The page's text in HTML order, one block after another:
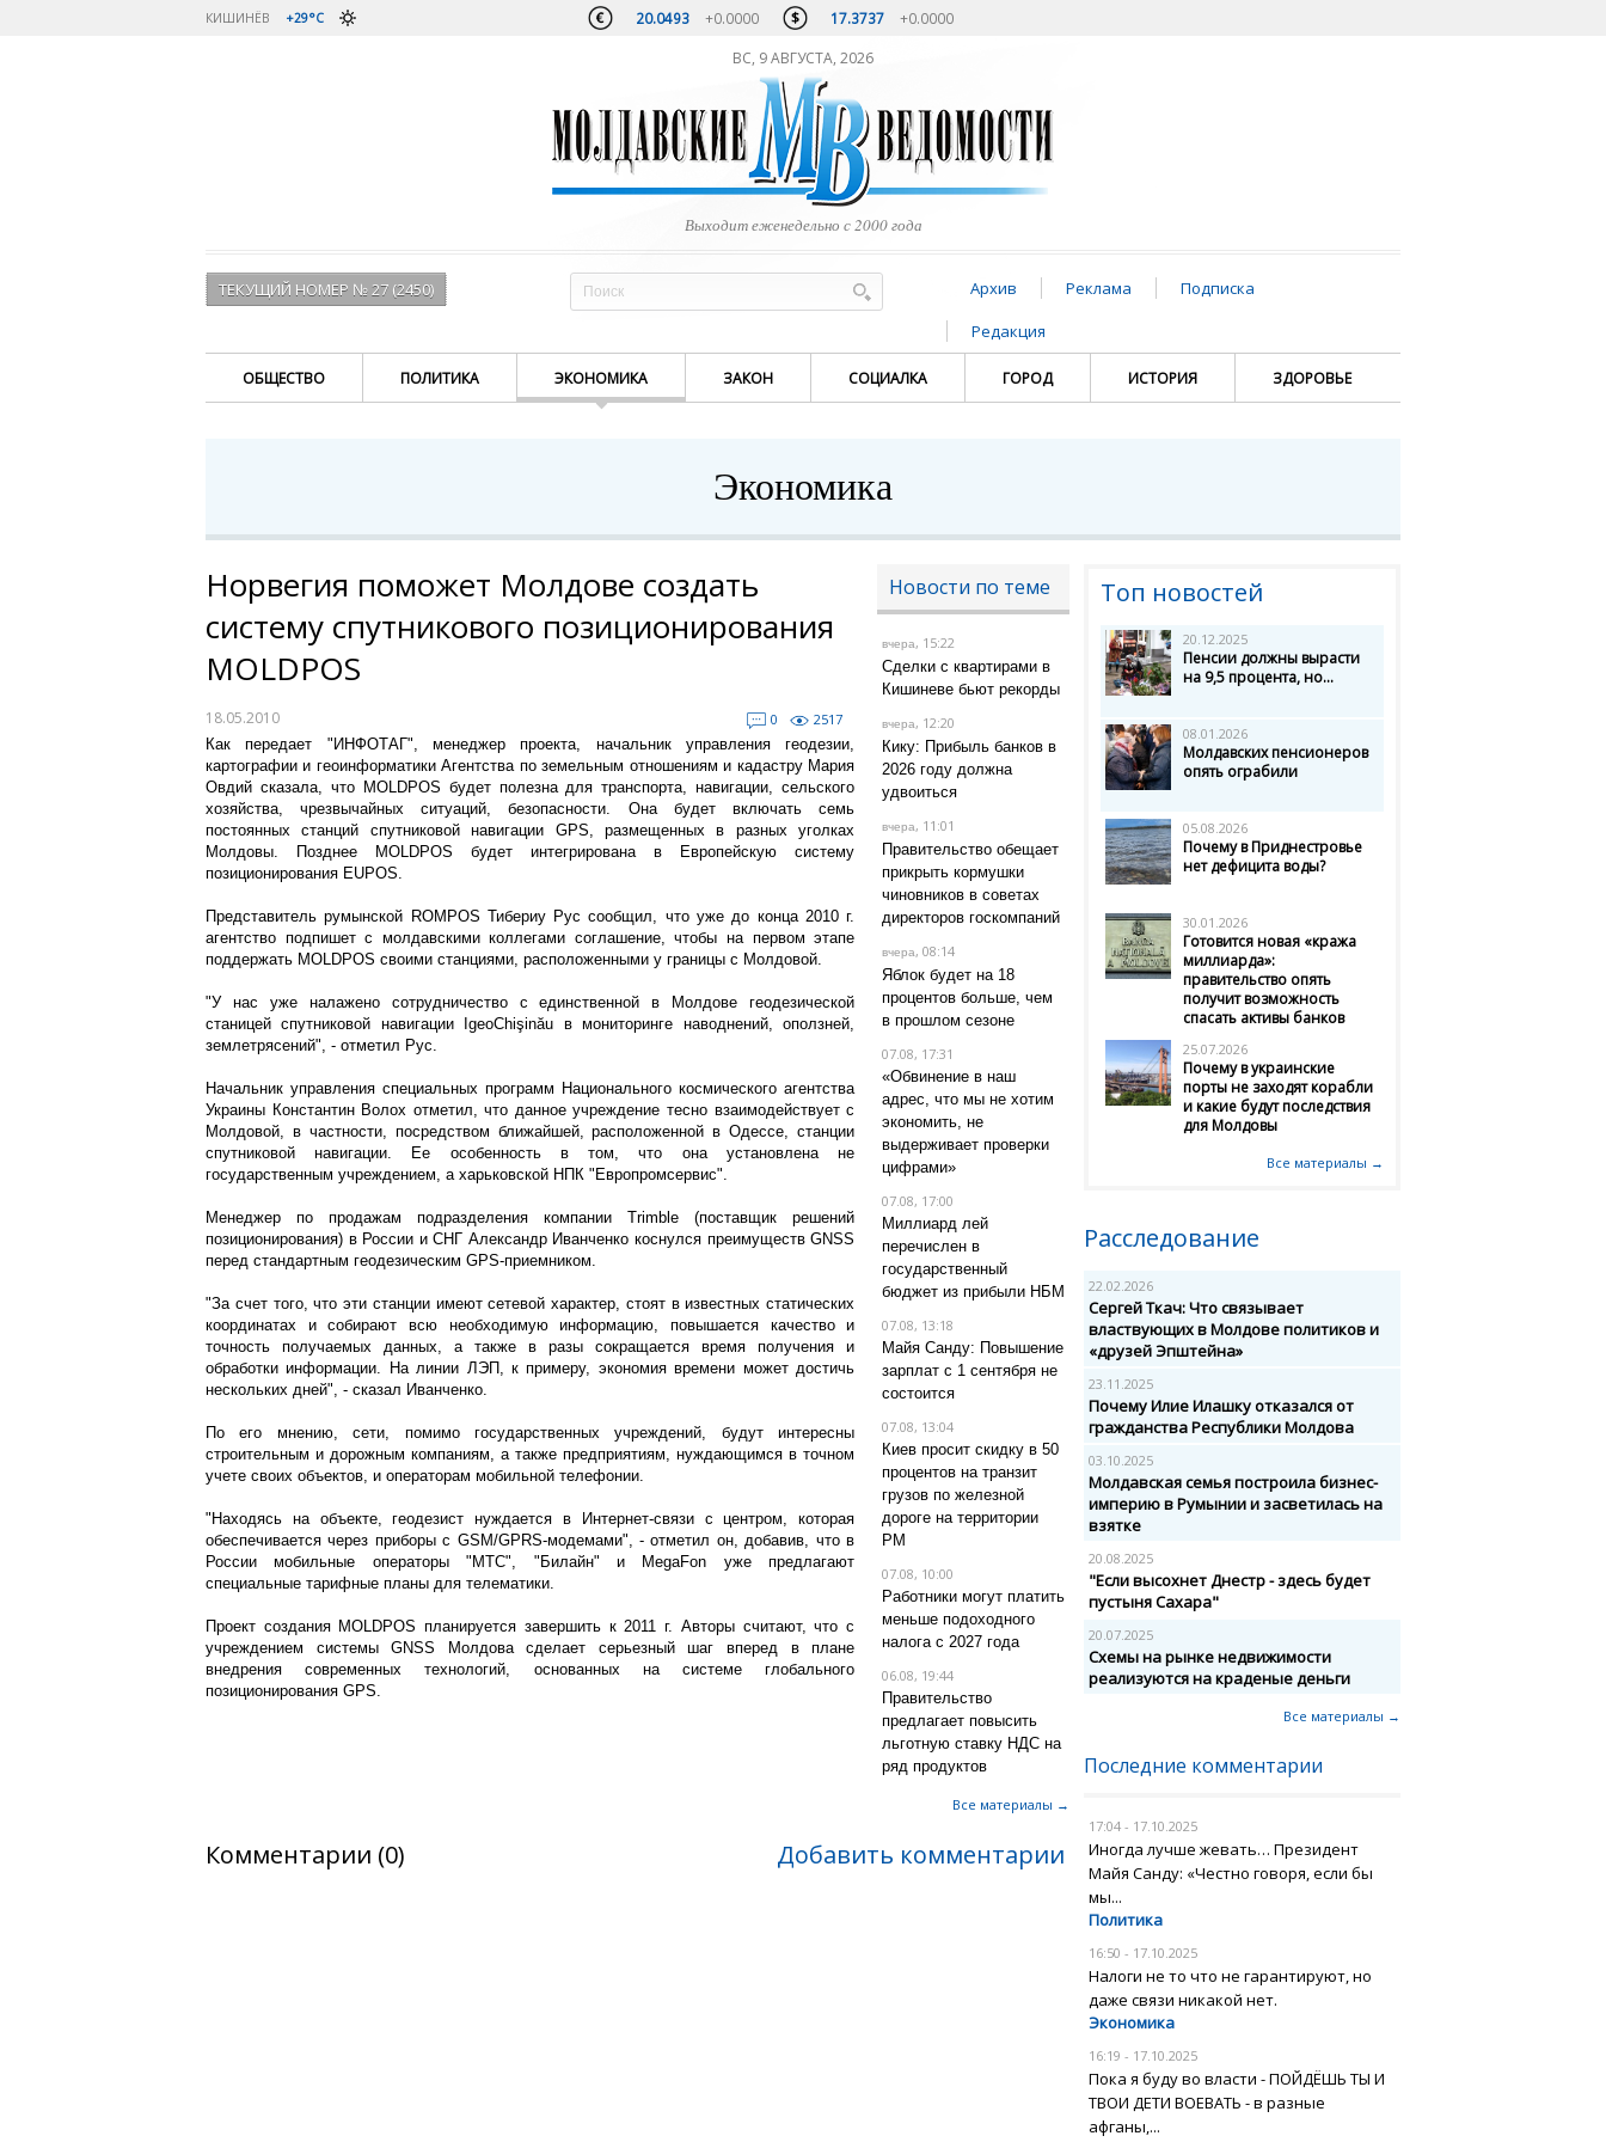
КИШИНЁВ +29°C 20.0493 +0.0000 17.3737 +0.0000
ВС, 9 АВГУСТА, 2026
Выходит еженедельно с 2000 года
ТЕКУЩИЙ НОМЕР № 27 (2450) Архив Реклама
Подписка
Редакция
ОБЩЕСТВО ПОЛИТИКА ЭКОНОМИКА ЗАКОН СОЦИАЛКА ГОРОД ИСТОРИЯ ЗДОРОВЬЕ
Экономика
Норвегия поможет Молдове создать
систему спутникового позиционирования
MOLDPOS
18.05.2010 0
2517
Как передает "ИНФОТАГ", менеджер проекта, начальник управления геодезии,
картографии и геоинформатики Агентства по земельным отношениям и кадастру Мария
Овдий сказала, что MOLDPOS будет полезна для транспорта, навигации, сельского
хозяйства, чрезвычайных ситуаций, безопасности. Она будет включать семь
постоянных станций спутниковой навигации GPS, размещенных в разных уголках
Молдовы. Позднее MOLDPOS будет интегрирована в Европейскую систему
позиционирования EUPOS.
Представитель румынской ROMPOS Тибериу Рус сообщил, что уже до конца 2010 г.
агентство подпишет с молдавскими коллегами соглашение, чтобы на первом этапе
поддержать MOLDPOS своими станциями, расположенными у границы с Молдовой.
"У нас уже налажено сотрудничество с единственной в Молдове геодезической
станицей спутниковой навигации IgeoChişinău в мониторинге наводнений, оползней,
землетрясений", - отметил Рус.
Начальник управления специальных программ Национального космического агентства
Украины Константин Волох отметил, что данное учреждение тесно взаимодействует с
Молдовой, в частности, посредством ближайшей, расположенной в Одессе, станции
спутниковой навигации. Ее особенность в том, что она установлена не
государственным учреждением, а харьковской НПК "Европромсервис".
Менеджер по продажам подразделения компании Trimble (поставщик решений
позиционирования) в России и СНГ Александр Иванченко коснулся преимуществ GNSS
перед стандартным геодезическим GPS-приемником.
"За счет того, что эти станции имеют сетевой характер, стоят в известных статических
координатах и собирают всю необходимую информацию, повышается качество и
точность получаемых данных, а также в разы сокращается время получения и
обработки информации. На линии ЛЭП, к примеру, экономия времени может достичь
нескольких дней", - сказал Иванченко.
По его мнению, сети, помимо государственных учреждений, будут интересны
строительным и дорожным компаниям, а также предприятиям, нуждающимся в точном
учете своих объектов, и операторам мобильной телефонии.
"Находясь на объекте, геодезист нуждается в Интернет-связи с центром, которая
обеспечивается через приборы с GSM/GPRS-модемами", - отметил он, добавив, что в
России мобильные операторы "МТС", "Билайн" и MegaFon уже предлагают
специальные тарифные планы для телематики.
Проект создания MOLDPOS планируется завершить к 2011 г. Авторы считают, что с
учреждением системы GNSS Молдова сделает серьезный шаг вперед в плане
внедрения современных технологий, основанных на системе глобального
позиционирования GPS.
Новости по теме
вчера, 15:22
Сделки с квартирами в
Кишиневе бьют рекорды
вчера, 12:20
Кику: Прибыль банков в
2026 году должна
удвоиться
вчера, 11:01
Правительство обещает
прикрыть кормушки
чиновников в советах
директоров госкомпаний
вчера, 08:14
Яблок будет на 18
процентов больше, чем
в прошлом сезоне
07.08, 17:31
«Обвинение в наш
адрес, что мы не хотим
экономить, не
выдерживает проверки
цифрами»
07.08, 17:00
Миллиард лей
перечислен в
государственный
бюджет из прибыли НБМ
07.08, 13:18
Майя Санду: Повышение
зарплат с 1 сентября не
состоится
07.08, 13:04
Киев просит скидку в 50
процентов на транзит
грузов по железной
дороге на территории
РМ
07.08, 10:00
Работники могут платить
меньше подоходного
налога с 2027 года
06.08, 19:44
Правительство
предлагает повысить
льготную ставку НДС на
ряд продуктов
Все материалы →
Комментарии (0) Добавить комментарии
Топ новостей
20.12.2025
Пенсии должны вырасти
на 9,5 процента, но...
08.01.2026
Молдавских пенсионеров
опять ограбили
05.08.2026
Почему в Приднестровье
нет дефицита воды?
30.01.2026
Готовится новая «кража
миллиарда»:
правительство опять
получит возможность
спасать активы банков
25.07.2026
Почему в украинские
порты не заходят корабли
и какие будут последствия
для Молдовы
Все материалы →
Расследование
22.02.2026
Сергей Ткач: Что связывает
властвующих в Молдове политиков и
«друзей Эпштейна»
23.11.2025
Почему Илие Илашку отказался от
гражданства Республики Молдова
03.10.2025
Молдавская семья построила бизнес-
империю в Румынии и засветилась на
взятке
20.08.2025
"Если высохнет Днестр - здесь будет
пустыня Сахара"
20.07.2025
Схемы на рынке недвижимости
реализуются на краденые деньги
Все материалы →
Последние комментарии
17:04 - 17.10.2025
Иногда лучше жевать… Президент
Майя Санду: «Честно говоря, если бы
мы...
Политика
16:50 - 17.10.2025
Налоги не то что не гарантируют, но
даже связи никакой нет.
Экономика
16:19 - 17.10.2025
Пока я буду во власти - ПОЙДЁШЬ ТЫ И
ТВОИ ДЕТИ ВОЕВАТЬ - в разные
афганы,...